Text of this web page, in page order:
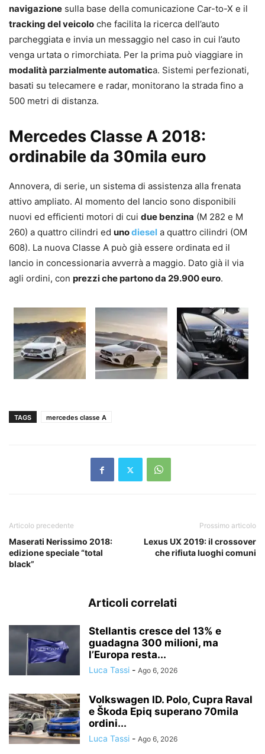
navigazione sulla base della comunicazione Car-to-X e il
tracking del veicolo che facilita la ricerca dell’auto
parcheggiata e invia un messaggio nel caso in cui l’auto
venga urtata o rimorchiata. Per la prima può viaggiare in
modalità parzialmente automatica. Sistemi perfezionati,
basati su telecamere e radar, monitorano la strada fino a
500 metri di distanza.
Mercedes Classe A 2018:
ordinabile da 30mila euro
Annovera, di serie, un sistema di assistenza alla frenata
attivo ampliato. Al momento del lancio sono disponibili
nuovi ed efficienti motori di cui due benzina (M 282 e M
260) a quattro cilindri ed unodiesel a quattro cilindri (OM
608). La nuova Classe A può già essere ordinata ed il
lancio in concessionaria avverrà a maggio. Dato già il via
agli ordini, con prezzi che partono da 29.900 euro.
TAGS mercedes classe A
Articolo precedente
Maserati Nerissimo 2018:
edizione speciale “total
black”
Prossimo articolo
Lexus UX 2019: il crossover
che rifiuta luoghi comuni
Articoli correlati
Stellantis cresce del 13% e
guadagna 300 milioni, ma
l’Europa resta...
Luca Tassi - Ago 6, 2026
Volkswagen ID. Polo, Cupra Raval
e Škoda Epiq superano 70mila
ordini...
Luca Tassi - Ago 6, 2026